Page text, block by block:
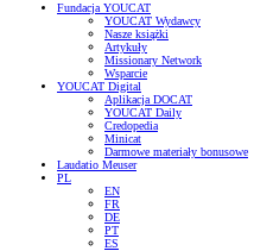
Fundacja YOUCAT
YOUCAT Wydawcy
Nasze książki
Artykuły
Missionary Network
Wsparcie
YOUCAT Digital
Aplikacja DOCAT
YOUCAT Daily
Credopedia
Minicat
Darmowe materiały bonusowe
Laudatio Meuser
PL
EN
FR
DE
PT
ES